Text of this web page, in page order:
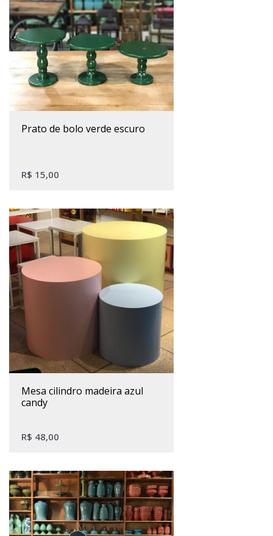
prato de bolo verde escuro
R$ 15,00
mesa cilindro madeira azul
candy
R$ 48,00